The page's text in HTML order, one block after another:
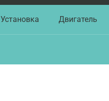
Установка Двигатель